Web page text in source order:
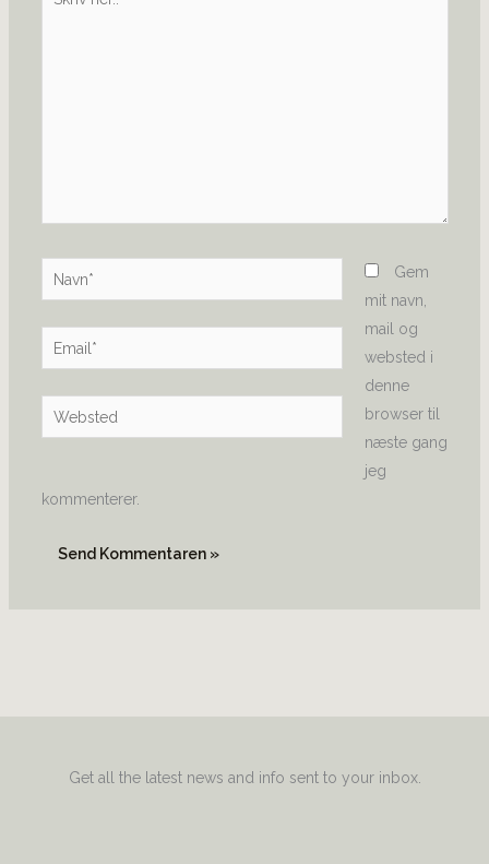
Navn*
Email*
Websted
Gem
mit navn,
mail og
websted i
denne
browser til
næste gang
jeg
kommenterer.
Get all the latest news and info sent to your inbox.